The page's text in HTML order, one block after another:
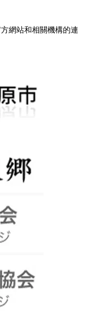
網站和相關機構的連